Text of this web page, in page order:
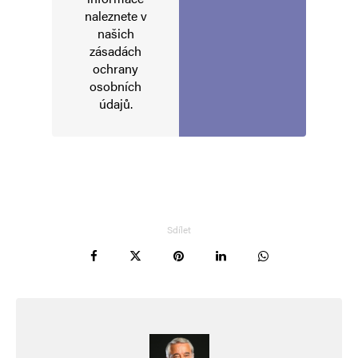
Uložit do prohlížeče jméno, e-mail a webovou stránku pro budoucí
naleznete v
našich
zásadách
ochrany
osobních
údajů.
Sdílet